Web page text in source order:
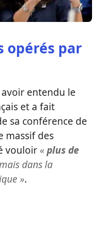
opérés par
entendu le
et a fait
sa conférence de
massif des
vouloir «plus de
dans la
».